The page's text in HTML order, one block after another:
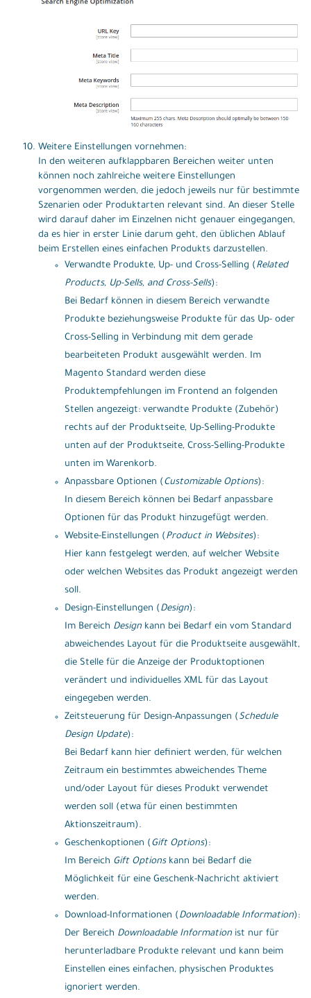
Weitere Einstellungen vornehmen:
In den weiteren aufklappbaren Bereichen weiter unten
können noch zahlreiche weitere Einstellungen
vorgenommen werden, die jedoch jeweils nur für bestimmte
Szenarien oder Produktarten relevant sind. An dieser Stelle
wird darauf daher im Einzelnen nicht genauer eingegangen,
da es hier in erster Linie darum geht, den üblichen Ablauf
beim Erstellen eines einfachen Produkts darzustellen.
Verwandte Produkte, Up- und Cross-Selling ( Related
Products, Up-Sells, and Cross-Sells):
Bei Bedarf können in diesem Bereich verwandte
Produkte beziehungsweise Produkte für das Up- oder
Cross-Selling in Verbindung mit dem gerade
bearbeiteten Produkt ausgewählt werden. Im
Magento Standard werden diese
Produktempfehlungen im Frontend an folgenden
Stellen angezeigt: verwandte Produkte (Zubehör)
rechts auf der Produktseite, Up-Selling-Produkte
unten auf der Produktseite, Cross-Selling-Produkte
unten im Warenkorb.
Anpassbare Optionen ( Customizable Options):
In diesem Bereich können bei Bedarf anpassbare
Optionen für das Produkt hinzugefügt werden.
Website-Einstellungen ( Product in Websites):
Hier kann festgelegt werden, auf welcher Website
oder welchen Websites das Produkt angezeigt werden
soll.
Design-Einstellungen ( Design):
Im Bereich Designkann bei Bedarf ein vom Standard
abweichendes Layout für die Produktseite ausgewählt,
die Stelle für die Anzeige der Produktoptionen
verändert und individuelles XML für das Layout
eingegeben werden.
Zeitsteuerung für Design-Anpassungen ( Schedule
Design Update):
Bei Bedarf kann hier definiert werden, für welchen
Zeitraum ein bestimmtes abweichendes Theme
und/oder Layout für dieses Produkt verwendet
werden soll (etwa für einen bestimmten
Aktionszeitraum).
Geschenkoptionen ( Gift Options):
Im Bereich Gift Optionskann bei Bedarf die
Möglichkeit für eine Geschenk-Nachricht aktiviert
werden.
Download-Informationen ( Downloadable Information):
Der Bereich Downloadable Informationist nur für
herunterladbare Produkte relevant und kann beim
Einstellen eines einfachen, physischen Produktes
ignoriert werden.